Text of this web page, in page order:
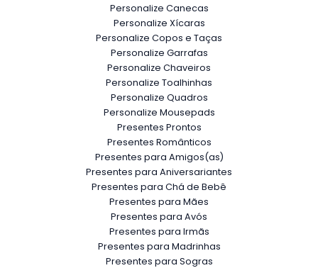
Personalize Canecas
Personalize Xícaras
Personalize Copos e Taças
Personalize Garrafas
Personalize Chaveiros
Personalize Toalhinhas
Personalize Quadros
Personalize Mousepads
Presentes Prontos
Presentes Românticos
Presentes para Amigos(as)
Presentes para Aniversariantes
Presentes para Chá de Bebê
Presentes para Mães
Presentes para Avós
Presentes para Irmãs
Presentes para Madrinhas
Presentes para Sogras